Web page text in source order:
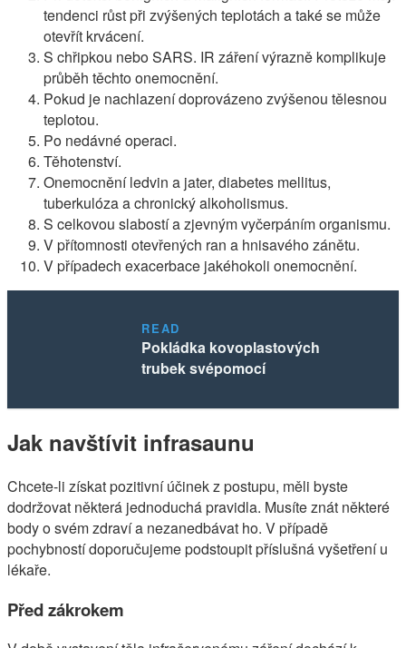
tendenci růst při zvýšených teplotách a také se může
otevřít krvácení.
S chřipkou nebo SARS. IR záření výrazně komplikuje
průběh těchto onemocnění.
Pokud je nachlazení doprovázeno zvýšenou tělesnou
teplotou.
Po nedávné operaci.
Těhotenství.
Onemocnění ledvin a jater, diabetes mellitus,
tuberkulóza a chronický alkoholismus.
S celkovou slabostí a zjevným vyčerpáním organismu.
V přítomnosti otevřených ran a hnisavého zánětu.
V případech exacerbace jakéhokoli onemocnění.
READ
Pokládka kovoplastových
trubek svépomocí
Jak navštívit infrasaunu
Chcete-li získat pozitivní účinek z postupu, měli byste
dodržovat některá jednoduchá pravidla. Musíte znát některé
body o svém zdraví a nezanedbávat ho. V případě
pochybností doporučujeme podstoupit příslušná vyšetření u
lékaře.
Před zákrokem